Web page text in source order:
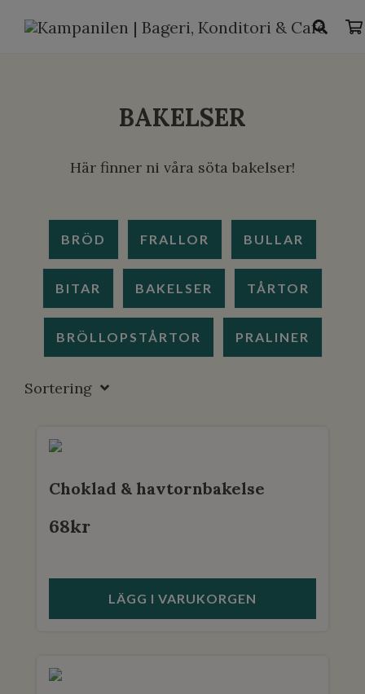
BAKELSER
Här finner ni våra söta bakelser!
BRÖD FRALLOR BULLAR
BITAR BAKELSER TÅRTOR
BRÖLLOPSTÅRTOR PRALINER
Sortering
Choklad & havtornbakelse
68kr
LÄGG I VARUKORGEN